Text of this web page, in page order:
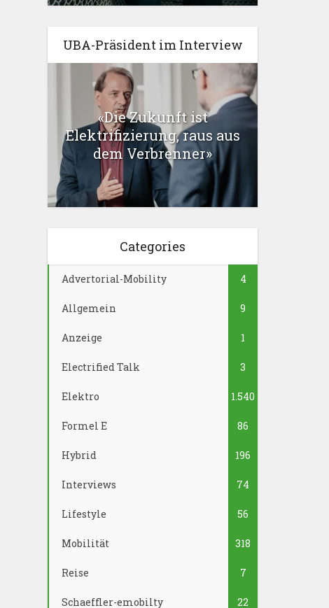
UBA-Präsident im Interview
«Die Zukunft ist
Elektrifizierung, raus aus
dem Verbrenner»
Categories
Advertorial-Mobility 4
Allgemein 9
Anzeige 1
Electrified Talk 3
Elektro 1.540
Formel E 86
Hybrid 196
Interviews 74
Lifestyle 56
Mobilität 318
Reise 7
Schaeffler-emobilty 22